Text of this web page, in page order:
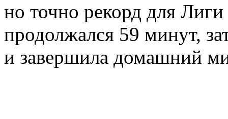
но точно рекорд для
продолжался 59 минут,
и завершила домашний